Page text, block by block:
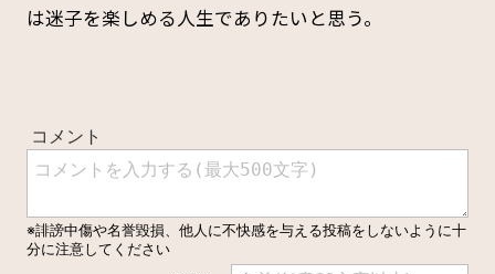
は迷子を楽しめる人生でありたいと思う。